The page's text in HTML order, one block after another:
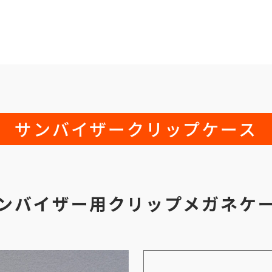
サンバイザークリップケース
バイザー用クリップメガネケ